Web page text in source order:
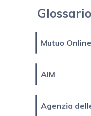
Glossario
Mutuo Online
AIM
Agenzia